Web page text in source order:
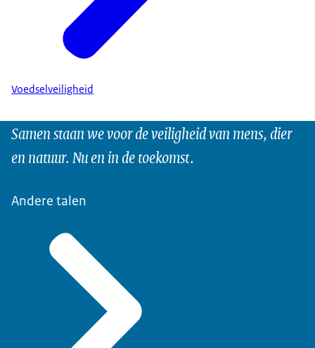
Voedselveiligheid
Samen staan we voor de veiligheid van mens, dier
en natuur. Nu en in de toekomst.
Andere talen